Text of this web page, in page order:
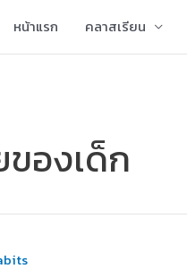
หน้าแรก คลาสเรียน
องเด็ก